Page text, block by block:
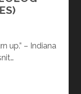
up.” – Indiana